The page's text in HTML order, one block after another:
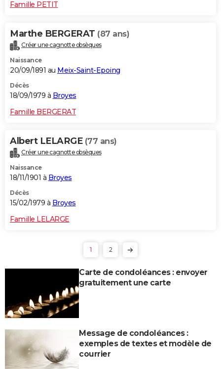
Famille PETIT
Marthe BERGERAT (87 ans)
Créer une cagnotte obsèques
Naissance
20/09/1891 au Meix-Saint-Epoing
Décès
18/09/1979 à Broyes
Famille BERGERAT
Albert LELARGE (77 ans)
Créer une cagnotte obsèques
Naissance
18/11/1901 à Broyes
Décès
15/02/1979 à Broyes
Famille LELARGE
1 2
Carte de condoléances : envoyer
gratuitement une carte
Message de condoléances :
exemples de textes et modèle de
courrier